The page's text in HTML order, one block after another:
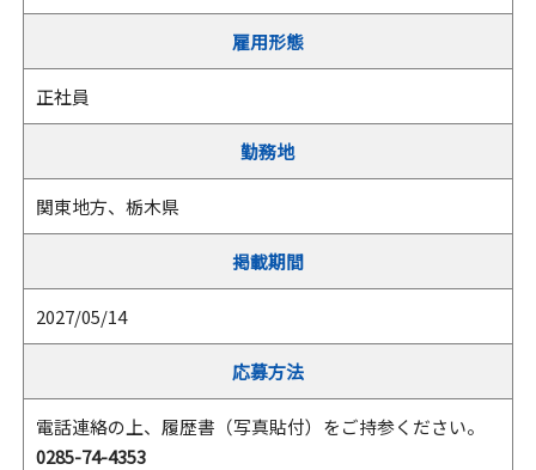
雇用形態
正社員
勤務地
関東地方、栃木県
掲載期間
2027/05/14
応募方法
電話連絡の上、履歴書（写真貼付）をご持参ください。
0285-74-4353